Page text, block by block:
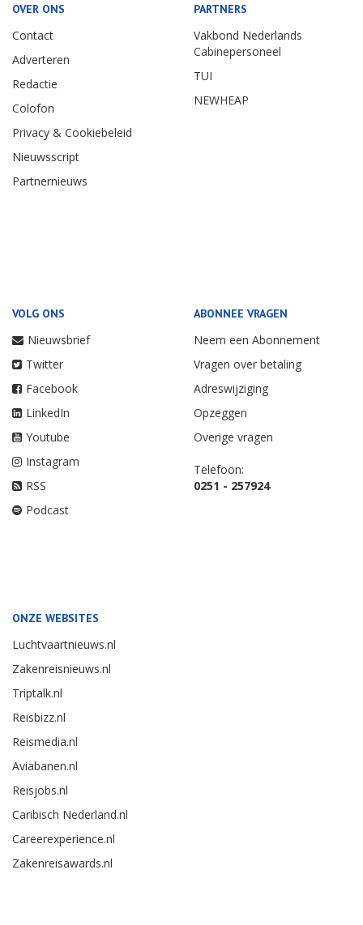
OVER ONS
Contact
Adverteren
Redactie
Colofon
Privacy & Cookiebeleid
Nieuwsscript
Partnernieuws
PARTNERS
Vakbond Nederlands
Cabinepersoneel
TUI
NEWHEAP
VOLG ONS
Nieuwsbrief
Twitter
Facebook
LinkedIn
Youtube
Instagram
RSS
Podcast
ABONNEE VRAGEN
Neem een Abonnement
Vragen over betaling
Adreswijziging
Opzeggen
Overige vragen
Telefoon:
0251 - 257924
ONZE WEBSITES
Luchtvaartnieuws.nl
Zakenreisnieuws.nl
Triptalk.nl
Reisbizz.nl
Reismedia.nl
Aviabanen.nl
Reisjobs.nl
Caribisch Nederland.nl
Careerexperience.nl
Zakenreisawards.nl